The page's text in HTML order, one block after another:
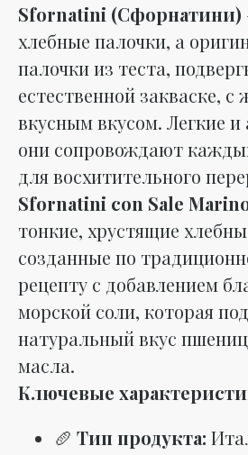
Sfornatini (Сфорнатини)
хлебные палочки, а
палочки из теста,
естественной закваске,
вкусным вкусом. Легкие
они сопровождают
для восхитительного
Sfornatini con Sale
тонкие, хрустящие
созданные по
рецепту с добавлением
морской соли, которая
натуральный вкус
масла.
Ключевые
🥖 Тип продукта: